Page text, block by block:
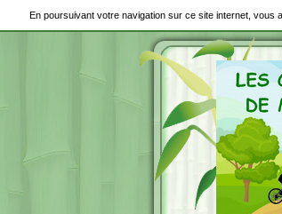
En poursuivant votre navigation sur ce site internet,